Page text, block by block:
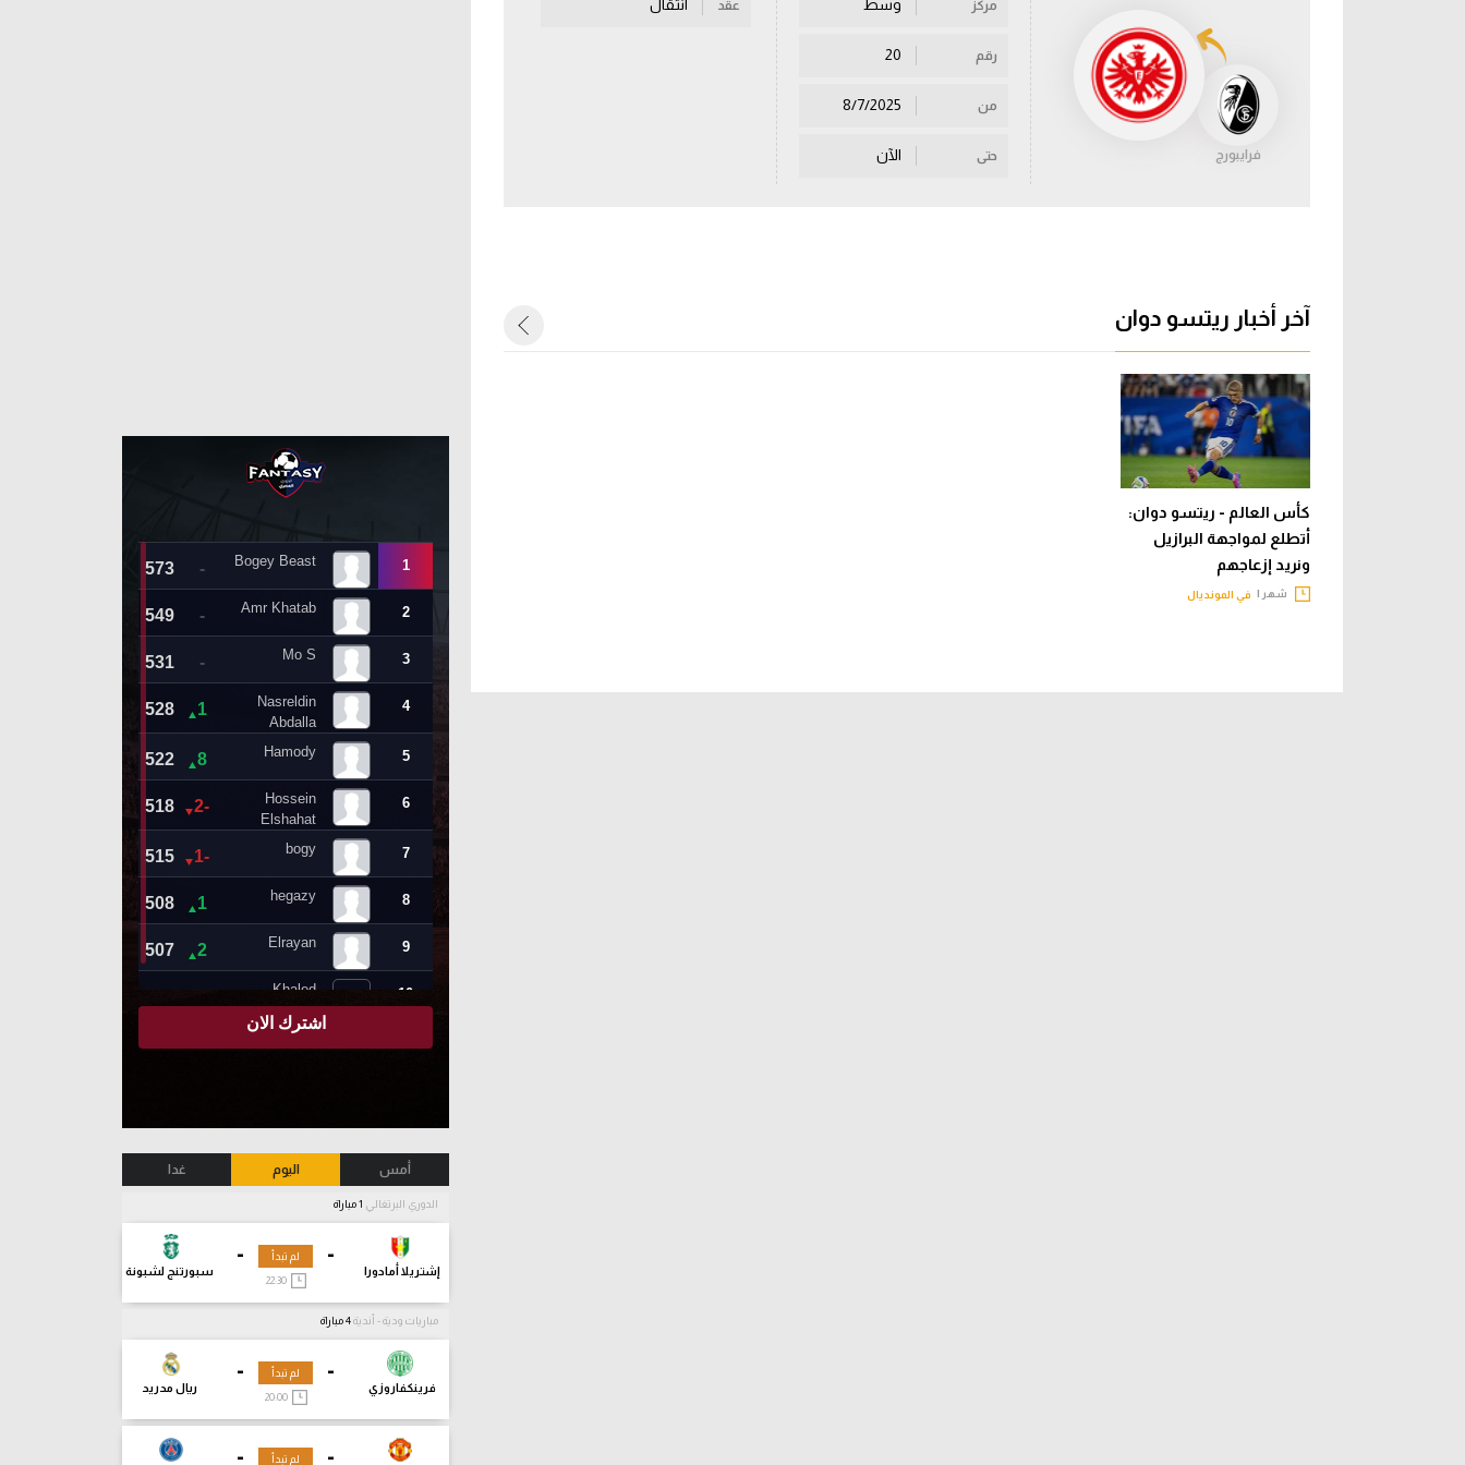
فرايبورج
مركز وسط
رقم
من
حتى الآن
عقد انتقال
آخر أخبار ريتسو دوان
كأس العالم - ريتسو دوان:
أتطلع لمواجهة البرازيل
ونريد إزعاجهم
شهر | في المونديال
أمس اليوم غدا
الدوري البرتغالي
-
إشتريلا أمادورا
-
سبورتنج لشبونة
لم تبدأ
22:30
مباريات ودية - أندية
-
فرينكفاروزي
-
ريال مدريد
لم تبدأ
20:00
-
-
لم تبدأ